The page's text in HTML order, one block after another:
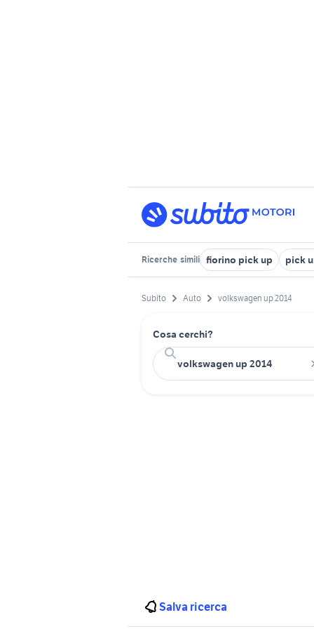
Ricerche simili fiorino pick up pick
Subito Auto volkswagen up 2014
Cosa cerchi?
Salva ricerca